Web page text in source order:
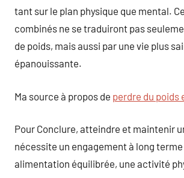
tant sur le plan physique que mental.
combinés ne se traduiront pas
de poids, mais aussi par une vie plus
épanouissante.
Ma source à propos de perdre du poids
Pour Conclure, atteindre et maintenir
nécessite un engagement à long
alimentation équilibrée, une activité